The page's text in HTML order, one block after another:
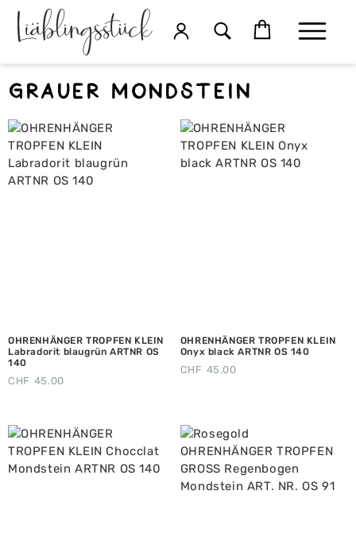
grauer Mondstein
OHRENHÄNGER TROPFEN KLEIN
Labradorit blaugrün ARTNR OS
140
CHF 45.00
OHRENHÄNGER TROPFEN KLEIN
Onyx black ARTNR OS 140
CHF 45.00